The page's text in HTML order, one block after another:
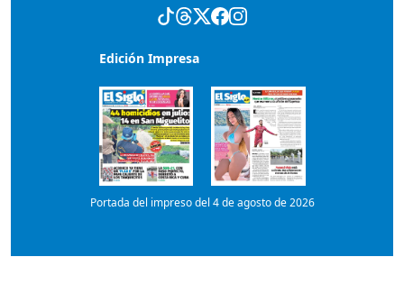
Portada del impreso del 4 de agosto de 2026